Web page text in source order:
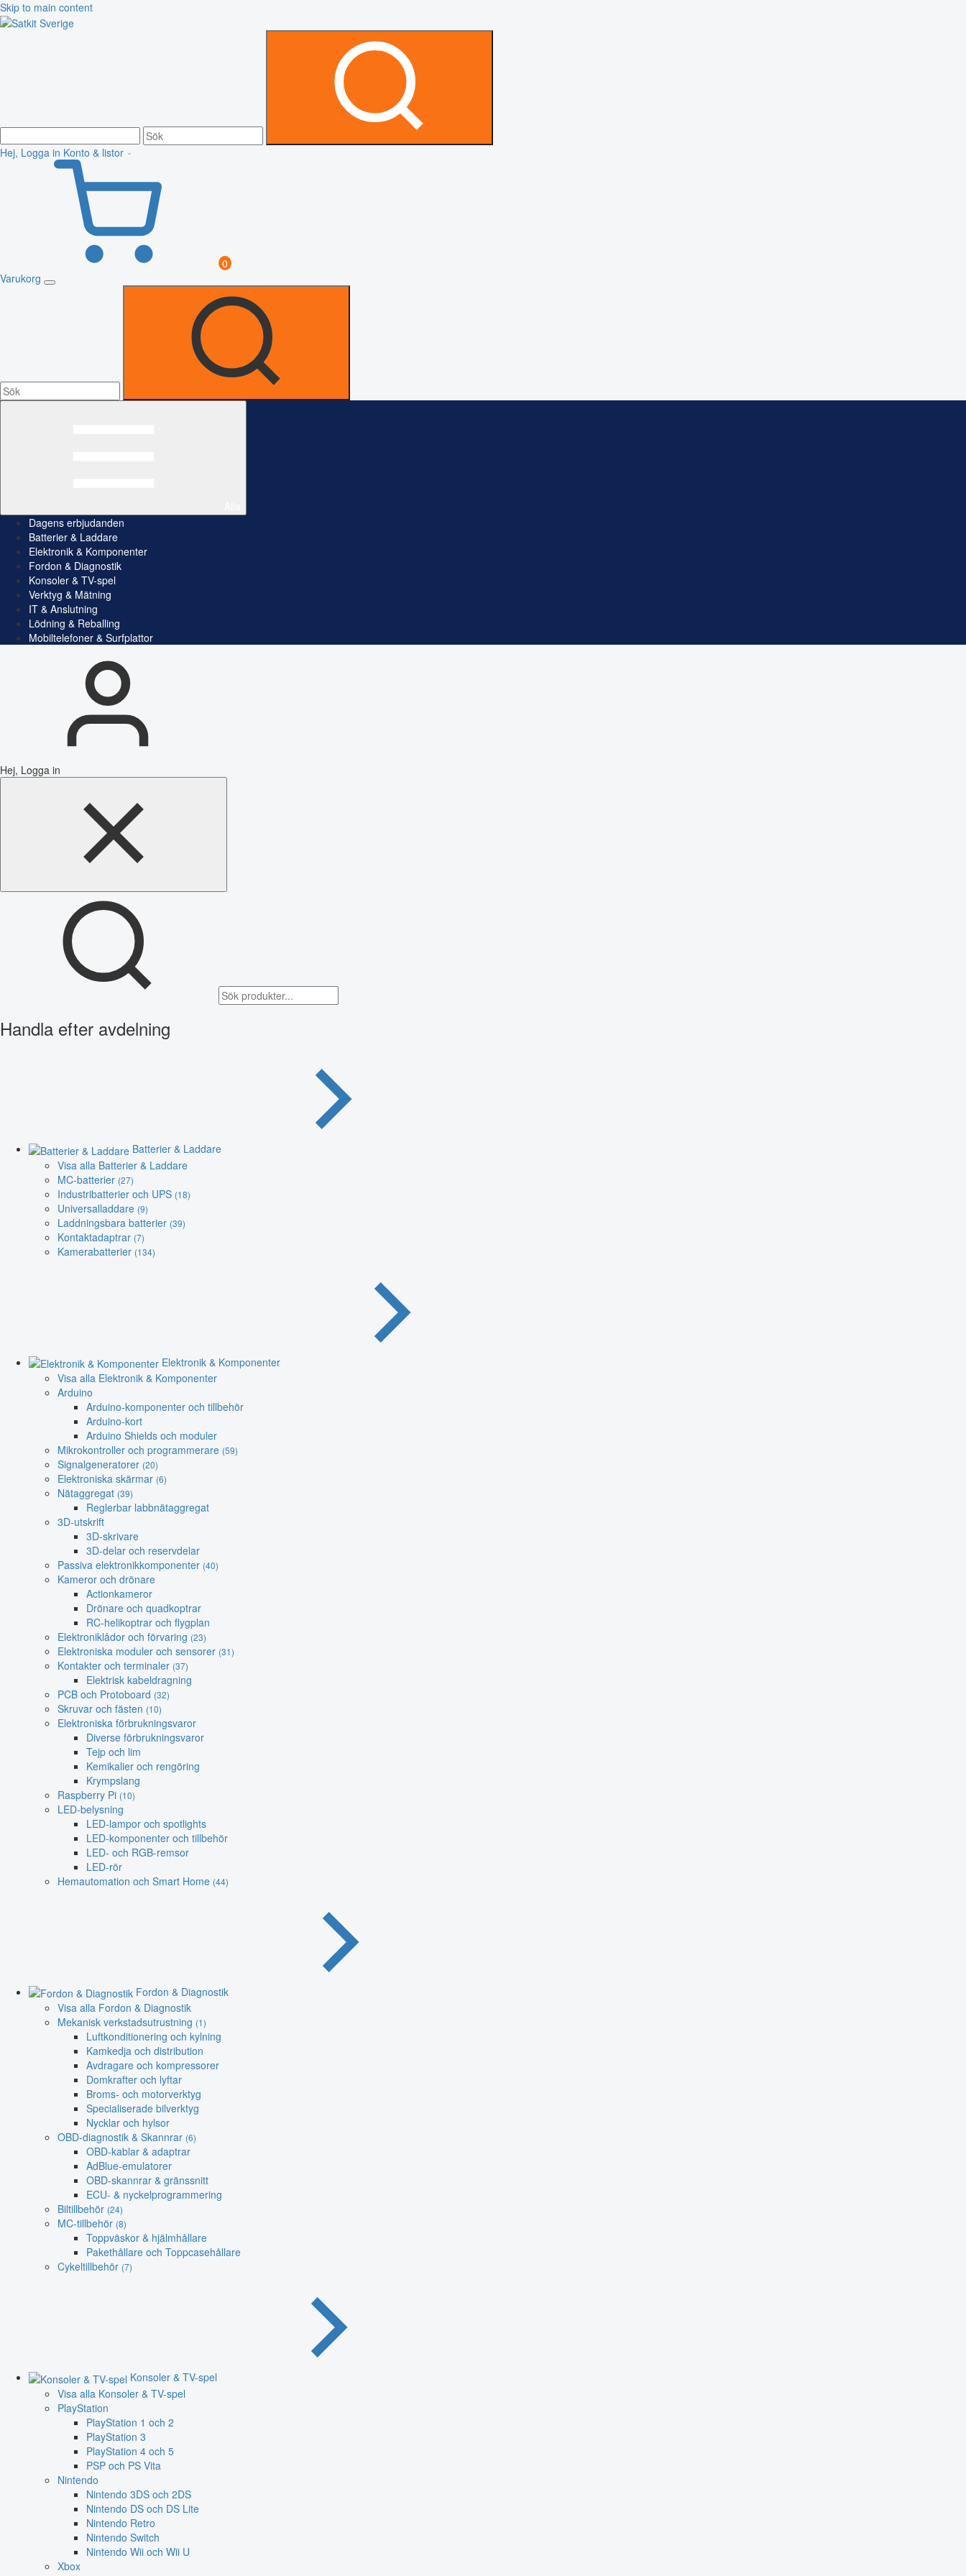
Skip to main content
Hej, Logga in Konto & listor
0
Varukorg
Dagens erbjudanden
Batterier & Laddare
Elektronik & Komponenter
Fordon & Diagnostik
Konsoler & TV-spel
Verktyg & Mätning
IT & Anslutning
Lödning & Reballing
Mobiltelefoner & Surfplattor
Hej, Logga in
Handla efter avdelning
Batterier & Laddare
Visa alla Batterier & Laddare
MC-batterier (27)
Industribatterier och UPS (18)
Universalladdare (9)
Laddningsbara batterier (39)
Kontaktadaptrar (7)
Kamerabatterier (134)
Elektronik & Komponenter
Visa alla Elektronik & Komponenter
Arduino
Arduino-komponenter och tillbehör
Arduino-kort
Arduino Shields och moduler
Mikrokontroller och programmerare (59)
Signalgeneratorer (20)
Elektroniska skärmar (6)
Nätaggregat (39)
Reglerbar labbnätaggregat
3D-utskrift
3D-skrivare
3D-delar och reservdelar
Passiva elektronikkomponenter (40)
Kameror och drönare
Actionkameror
Drönare och quadkoptrar
RC-helikoptrar och flygplan
Elektroniklådor och förvaring (23)
Elektroniska moduler och sensorer (31)
Kontakter och terminaler (37)
Elektrisk kabeldragning
PCB och Protoboard (32)
Skruvar och fästen (10)
Elektroniska förbrukningsvaror
Diverse förbrukningsvaror
Tejp och lim
Kemikalier och rengöring
Krympslang
Raspberry Pi (10)
LED-belysning
LED-lampor och spotlights
LED-komponenter och tillbehör
LED- och RGB-remsor
LED-rör
Hemautomation och Smart Home (44)
Fordon & Diagnostik
Visa alla Fordon & Diagnostik
Mekanisk verkstadsutrustning (1)
Luftkonditionering och kylning
Kamkedja och distribution
Avdragare och kompressorer
Domkrafter och lyftar
Broms- och motorverktyg
Specialiserade bilverktyg
Nycklar och hylsor
OBD-diagnostik & Skannrar (6)
OBD-kablar & adaptrar
AdBlue-emulatorer
OBD-skannrar & gränssnitt
ECU- & nyckelprogrammering
Biltillbehör (24)
MC-tillbehör (8)
Toppväskor & hjälmhållare
Pakethållare och Toppcasehållare
Cykeltillbehör (7)
Konsoler & TV-spel
Visa alla Konsoler & TV-spel
PlayStation
PlayStation 1 och 2
PlayStation 3
PlayStation 4 och 5
PSP och PS Vita
Nintendo
Nintendo 3DS och 2DS
Nintendo DS och DS Lite
Nintendo Retro
Nintendo Switch
Nintendo Wii och Wii U
Xbox